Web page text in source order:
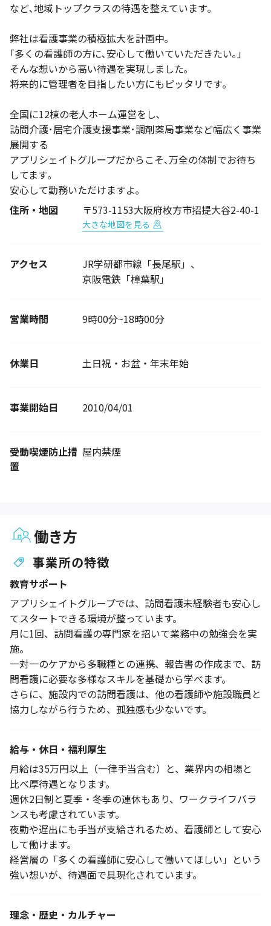
など､地域トップクラスの待遇を整えています｡
弊社は看護事業の積極拡大を計画中｡
｢多くの看護師の方に､安心して働いていただきたい｡｣
そんな想いから高い待遇を実現しました｡
将来的に管理者を目指したい方にもピッタリです｡
全国に12棟の老人ホーム運営をし､
訪問介護･居宅介護支援事業･調剤薬局事業など幅広く事業
展開する
アプリシェイトグループだからこそ､万全の体制でお待ち
してます｡
安心して勤務いただけますよ｡
住所・地図
〒573-1153大阪府枚方市招提大谷2-40-1
大きな地図を見る
アクセス
JR学研都市線「長尾駅」、
京阪電鉄「樟葉駅」
営業時間 9時00分~18時00分
休業日 土日祝・お盆・年末年始
事業開始日 2010/04/01
受動喫煙防止措
置
屋内禁煙
働き方
事業所の特徴
教育サポート
アプリシェイトグループでは、訪問看護未経験者も安心し
てスタートできる環境が整っています。
月に1回、訪問看護の専門家を招いて業務中の勉強会を実
施。
一対一のケアから多職種との連携、報告書の作成まで、訪
問看護に必要な多様なスキルを基礎から学べます。
さらに、施設内での訪問看護は、他の看護師や施設職員と
協力しながら行うため、孤独感も少ないです。
給与・休日・福利厚生
月給は35万円以上（一律手当含む）と、業界内の相場と
比べ厚待遇となります。
週休2日制と夏季・冬季の連休もあり、ワークライフバラ
ンスも考慮されています。
夜勤や遅出にも手当が支給されるため、看護師として安心
して働けます。
経営層の「多くの看護師に安心して働いてほしい」という
強い想いが、待遇面で具現化されています。
理念・歴史・カルチャー